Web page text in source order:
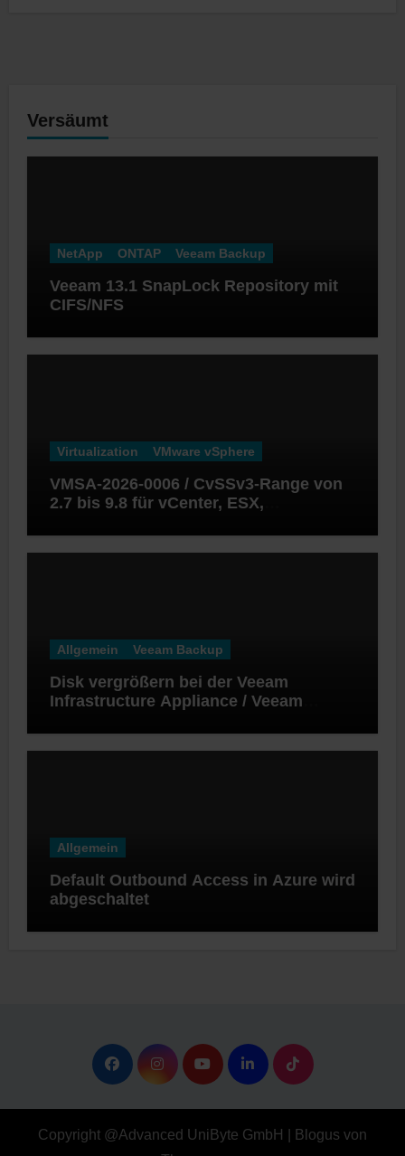
Versäumt
NetApp ONTAP Veeam Backup
Veeam 13.1 SnapLock Repository mit
CIFS/NFS
Virtualization VMware vSphere
VMSA-2026-0006 / CvSSv3-Range von
2.7 bis 9.8 für vCenter, ESX,
Allgemein Veeam Backup
Disk vergrößern bei der Veeam
Infrastructure Appliance / Veeam
Allgemein
Default Outbound Access in Azure wird
abgeschaltet
Copyright @Advanced UniByte GmbH Blogus von